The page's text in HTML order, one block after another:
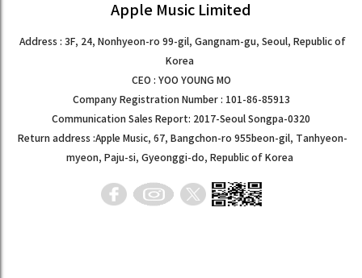
Apple Music Limited
Address : 3F, 24, Nonhyeon-ro 99-gil, Gangnam-gu, Seoul, Republic of
Korea
CEO : YOO YOUNG MO
Company Registration Number : 101-86-85913
Communication Sales Report: 2017-Seoul Songpa-0320
Return address :Apple Music, 67, Bangchon-ro 955beon-gil, Tanhyeon-
myeon, Paju-si, Gyeonggi-do, Republic of Korea